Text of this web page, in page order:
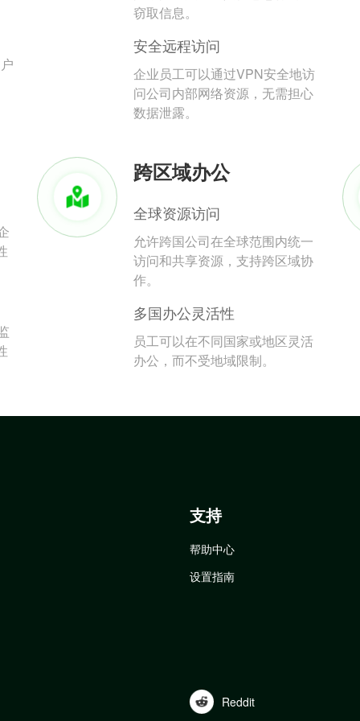
窃取信息。
安全远程访问
企业员工可以通过VPN安全地访
问公司内部网络资源，无需担心
数据泄露。
跨区域办公
全球资源访问
允许跨国公司在全球范围内统一
访问和共享资源，支持跨区域协
作。
多国办公灵活性
员工可以在不同国家或地区灵活
办公，而不受地域限制。
支持
帮助中心
设置指南
Reddit